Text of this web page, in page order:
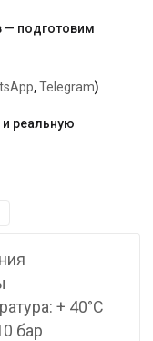
— подготовим
,Telegram)
реальную
+ 40°С
бар